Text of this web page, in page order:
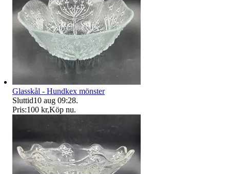
Glasskål - Hundkex mönster
Sluttid10 aug 09:28.
Pris:100 kr,Köp nu.